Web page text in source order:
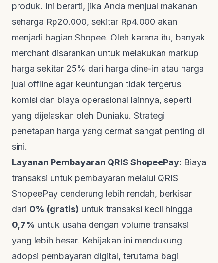
produk. Ini berarti, jika Anda menjual makanan
seharga Rp20.000, sekitar Rp4.000 akan
menjadi bagian Shopee. Oleh karena itu, banyak
merchant disarankan untuk melakukan markup
harga sekitar 25% dari harga dine-in atau harga
jual offline agar keuntungan tidak tergerus
komisi dan biaya operasional lainnya, seperti
yang dijelaskan oleh Duniaku. Strategi
penetapan harga yang cermat sangat penting di
sini.
Layanan Pembayaran QRIS ShopeePay: Biaya
transaksi untuk pembayaran melalui QRIS
ShopeePay cenderung lebih rendah, berkisar
dari 0% (gratis) untuk transaksi kecil hingga
0,7% untuk usaha dengan volume transaksi
yang lebih besar. Kebijakan ini mendukung
adopsi pembayaran digital, terutama bagi